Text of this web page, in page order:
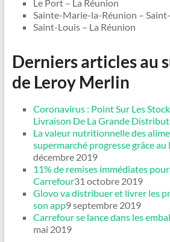
Le Port – La Réunion
Sainte-Marie-la-Réunion –
Saint-Louis – La Réunion
Derniers articles au
de Leroy Merlin
Coronavirus : Point Sur Les
Livraison De La Grande
La valeur nutritionnelle des
supermarché progresse grâce au
décembre 2019
11% de remises immédiates pour
Carrefour31 octobre 2019
Glovo va distribuer et livrer les
son app9 septembre 2019
Carrefour se lance dans les
mai 2019